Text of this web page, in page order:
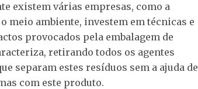
existem várias empresas, como a
meio ambiente, investem em técnicas e
provocados pela embalagem de
retirando todos os agentes
separam estes resíduos sem a ajuda de
com este produto.